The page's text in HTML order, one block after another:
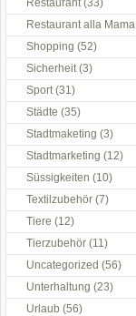
Restaurant(33)
Restaurant alla Mama
Shopping (52)
Sicherheit(3)
Sport(31)
Städte (35)
Stadtmaketing (3)
Stadtmarketing (12)
Süssigkeiten (10)
Textilzubehör (7)
Tiere (12)
Tierzubehör (11)
Uncategorized (56)
Unterhaltung (23)
Urlaub (56)